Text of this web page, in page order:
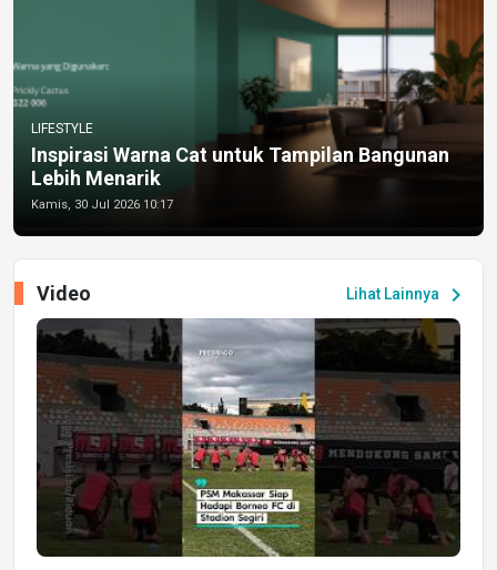
LIFESTYLE
Inspirasi Warna Cat untuk Tampilan Bangunan
Lebih Menarik
Kamis, 30 Jul 2026 10:17
Lihat Lainnya chevron_right
Video